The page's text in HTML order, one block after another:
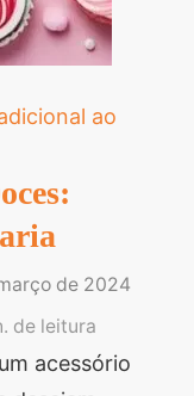
ao
de 2024
de leitura
acessório